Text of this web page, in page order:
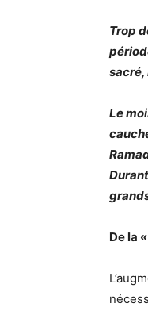
Trop
sacré,
Le
De la